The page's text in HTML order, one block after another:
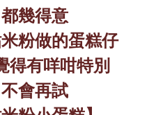
都幾得意
粉做的蛋糕仔
得有咩咁特別
不會再試